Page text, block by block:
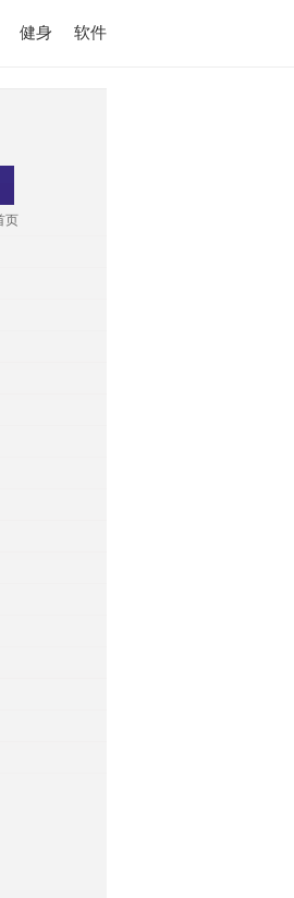
软件
健身
页